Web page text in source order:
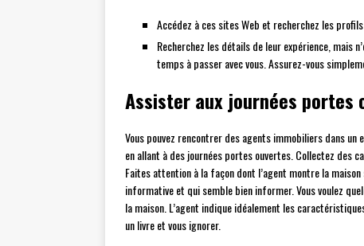
Accédez à ces sites Web et recherchez les
Recherchez les détails de leur expérience, mais
temps à passer avec vous. Assurez-vous
Assister aux journées portes
Vous pouvez rencontrer des agents immobiliers dans
en allant à des journées portes ouvertes. Collectez des
Faites attention à la façon dont l’agent montre la
informative et qui semble bien informer. Vous voulez
la maison. L’agent indique idéalement les
un livre et vous ignorer.